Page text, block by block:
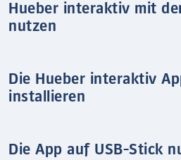
Hueber interaktiv mit
nutzen
Die Hueber interaktiv
installieren
Die App auf USB-Stick